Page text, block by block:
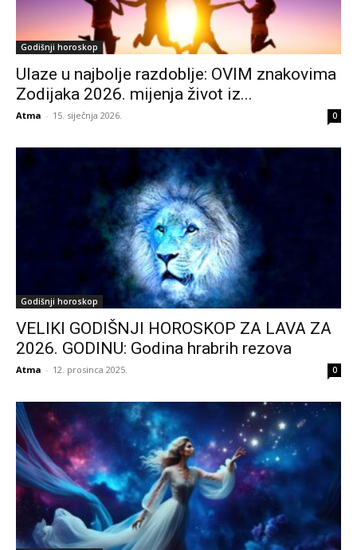
Godišnji horoskop
Ulaze u najbolje razdoblje: OVIM znakovima
Zodijaka 2026. mijenja život iz...
Atma - 15. siječnja 2026. 0
Godišnji horoskop
VELIKI GODIŠNJI HOROSKOP ZA LAVA ZA
2026. GODINU: Godina hrabrih rezova
Atma - 12. prosinca 2025. 0